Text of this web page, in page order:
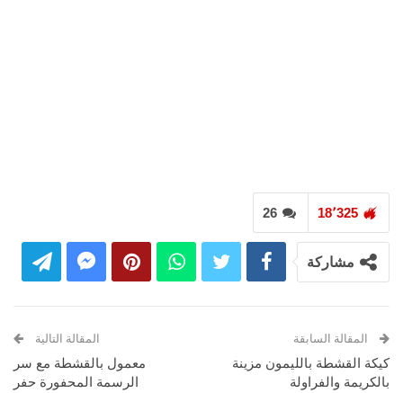
26 18٬325
مشاركة
المقالة السابقة
كيكة القشطة بالليمون مزينة
بالكريمة والفراولة
المقالة التالية
معمول بالقشطة مع سر
الرسمة المحفورة حفر